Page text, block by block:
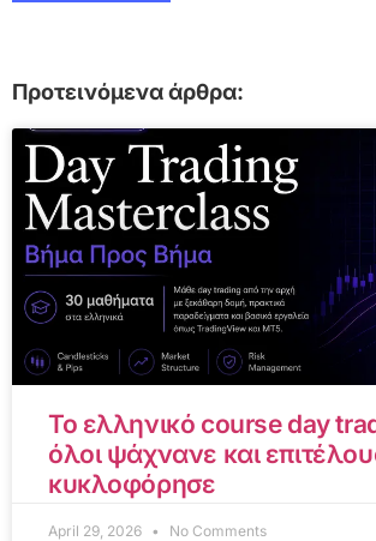
Προτεινόμενα άρθρα:
Το ελληνικό course day
όλοι ψάχνανε και
κυκλοφόρησε
April 29, 2026 No Comments